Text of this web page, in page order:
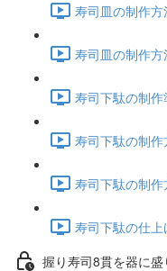
寿司皿の制作
寿司皿の制作
寿司下駄の制
寿司下駄の制
寿司下駄の制
寿司下駄の仕
握り寿司8貫を器に盛